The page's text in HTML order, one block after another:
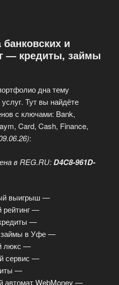
и
— кредиты, займы
дна тему
Тут вы найдёте
с ключами: Bank,
Card, Cash, Finance,
:
в REG.RU:D4C8-961D-
выигрыш —
рейтинг —
—
займы в Уфе —
люкс —
сервис —
—
автомат WebMoney —